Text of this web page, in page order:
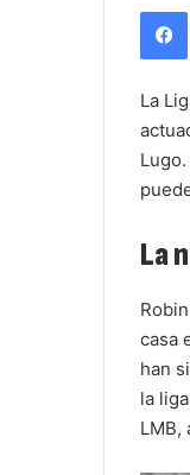
La
La
casa
han
la
LMB,